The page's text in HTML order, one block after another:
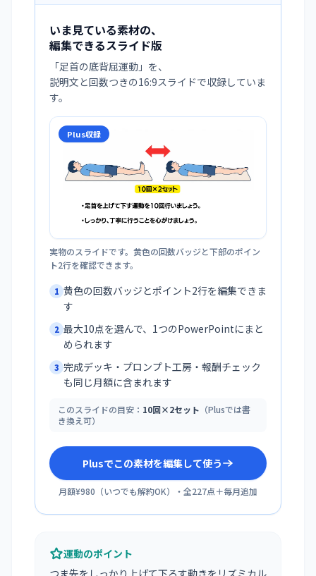
いま見ている素材の、
編集できるスライド版
「足首の底背屈運動 」を、
説明文と回数つきの16:9スライドで収録していま
す。
Plus収録
実物のスライドです。黄色の回数バッジと下部のポイン
ト2行を確認できます。
1 黄色の回数バッジとポイント2行を編集できま
す
2 最大10点を選んで、1つのPowerPointにまと
められます
3 完成デッキ・プロンプト工房・報酬チェック
も同じ月額に含まれます
このスライドの目安： 10回×2セット （Plusでは書
き換え可）
Plusでこの素材を編集して使う
月額¥980 （いつでも解約OK）・全227点＋毎月追加
運動のポイント